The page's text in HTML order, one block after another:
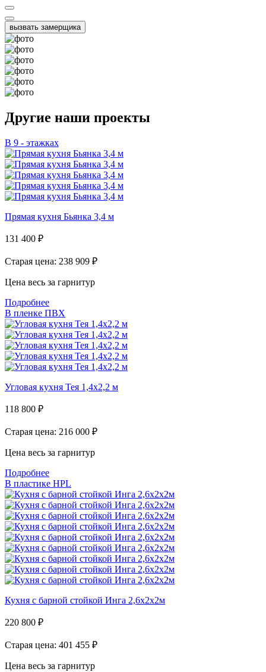
вызвать замерщика
Другие наши проекты
В 9 - этажках
Прямая кухня Бьянка 3,4 м
131 400 ₽
Старая цена: 238 909 ₽
Цена весь за гарнитур
Подробнее
В пленке ПВХ
Угловая кухня Тея 1,4х2,2 м
118 800 ₽
Старая цена: 216 000 ₽
Цена весь за гарнитур
Подробнее
В пластике HPL
Кухня с барной стойкой Инга 2,6х2х2м
220 800 ₽
Старая цена: 401 455 ₽
Цена весь за гарнитур